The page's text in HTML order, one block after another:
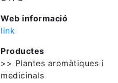
Web informació
link
Productes
>> Plantes aromàtiques i
medicinals